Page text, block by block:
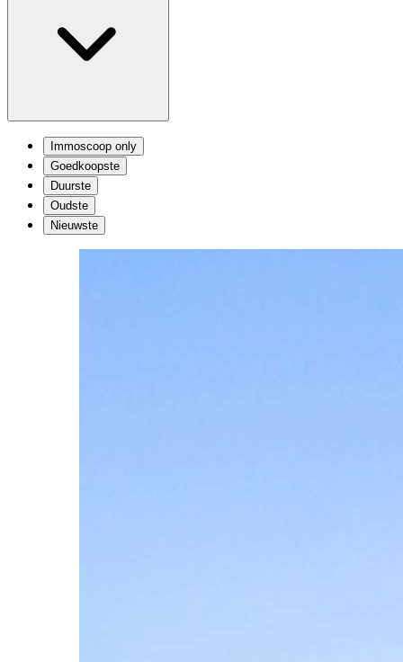
Immoscoop only
Goedkoopste
Duurste
Oudste
Nieuwste